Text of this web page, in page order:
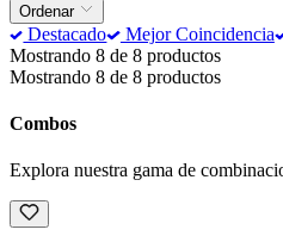
Ordenar
Destacado Mejor Coincidencia
Mostrando 8 de 8 productos
Mostrando 8 de 8 productos
Combos
Explora nuestra gama de